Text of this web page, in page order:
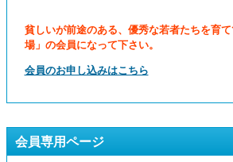
貧しいが前途のある、優秀な若者たちを育
場」の会員になって下さい。
会員のお申し込みはこちら
会員専用ページ